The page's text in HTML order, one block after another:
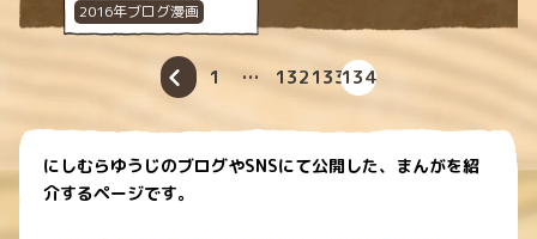
2016年ブログ漫画
1 … 132133134
にしむらゆうじのブログやSNSにて公開した、まんがを紹
介するページです。